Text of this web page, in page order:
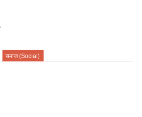
समाज (Social)